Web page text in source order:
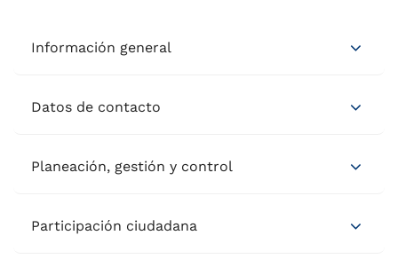
Información general
Datos de contacto
Planeación, gestión y control
Participación ciudadana